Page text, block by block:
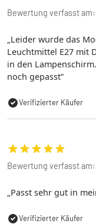
Bewertung verfasst am:
Leider wurde das
Leuchtmittel E27 mit
in den
noch gepasst
Verifizierter Käufer
Bewertung verfasst am:
Passt sehr gut in
Verifizierter Käufer